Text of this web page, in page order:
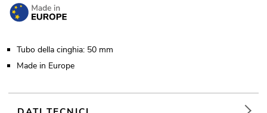
Tubo della cinghia: 50 mm
Made in Europe